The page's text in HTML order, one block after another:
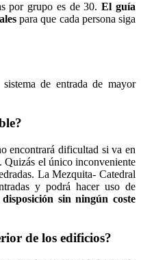
por grupo es de 30.El guía
para que cada persona siga
de entrada de mayor
encontrará dificultad si va en
Quizás el único inconveniente
La Mezquita- Catedral
y podrá hacer uso de
sin ningún coste
de los edificios?